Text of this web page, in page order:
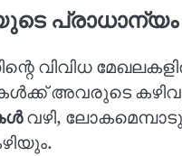
പ്രാധാന്യം
വിവിധ
അവരുടെ
വഴി,